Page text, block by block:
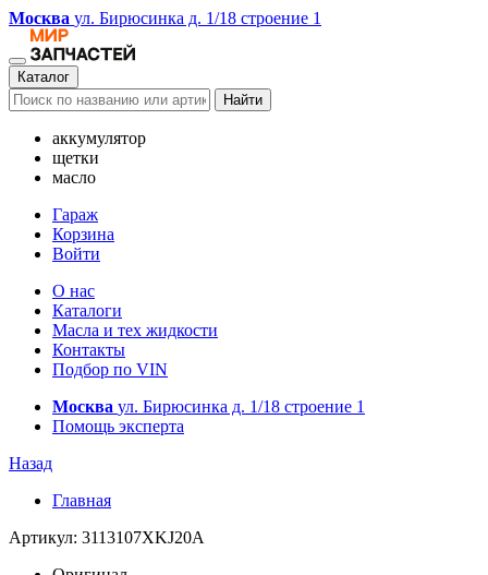
Москва ул. Бирюсинка д. 1/18 строение 1
Каталог
Найти
аккумулятор
щетки
масло
Гараж
Корзина
Войти
О нас
Каталоги
Масла и тех жидкости
Контакты
Подбор по VIN
Москва ул. Бирюсинка д. 1/18 строение 1
Помощь эксперта
Назад
Главная
Артикул: 3113107XKJ20A